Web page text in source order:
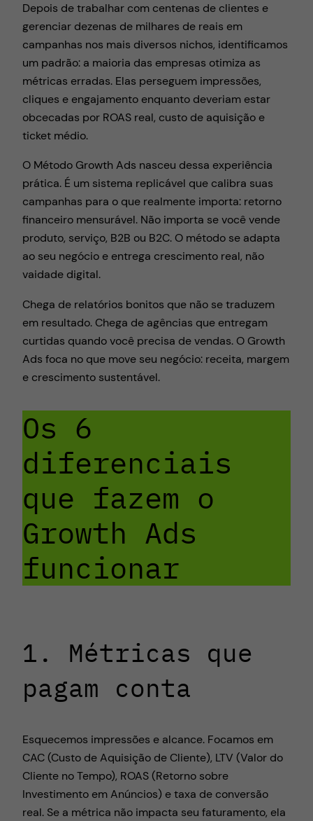
Depois de trabalhar com centenas de clientes e
gerenciar dezenas de milhares de reais em
campanhas nos mais diversos nichos, identificamos
um padrão: a maioria das empresas otimiza as
métricas erradas. Elas perseguem impressões,
cliques e engajamento enquanto deveriam estar
obcecadas por ROAS real, custo de aquisição e
ticket médio.
O Método Growth Ads nasceu dessa experiência
prática. É um sistema replicável que calibra suas
campanhas para o que realmente importa: retorno
financeiro mensurável. Não importa se você vende
produto, serviço, B2B ou B2C. O método se adapta
ao seu negócio e entrega crescimento real, não
vaidade digital.
Chega de relatórios bonitos que não se traduzem
em resultado. Chega de agências que entregam
curtidas quando você precisa de vendas. O Growth
Ads foca no que move seu negócio: receita, margem
e crescimento sustentável.
Os 6
diferenciais
que fazem o
Growth Ads
funcionar
1. Métricas que
pagam conta
Esquecemos impressões e alcance. Focamos em
CAC (Custo de Aquisição de Cliente), LTV (Valor do
Cliente no Tempo), ROAS (Retorno sobre
Investimento em Anúncios) e taxa de conversão
real. Se a métrica não impacta seu faturamento, ela